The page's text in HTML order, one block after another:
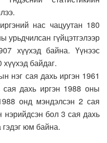
нас чацуутан 180
урьдчилсан гүйцэтгэлээр
хүүхэд байна. Үүнээс
хүүхэд байдаг.
нэг сая дахь иргэн 1961
дахь иргэн 1988 оны
онд мэндэлсэн 2 сая
нэрийдсэн бол 3 сая дахь
юм байна.